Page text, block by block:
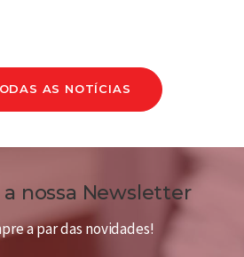
AS NOTÍCIAS
a nossa Newsletter
a par das novidades!